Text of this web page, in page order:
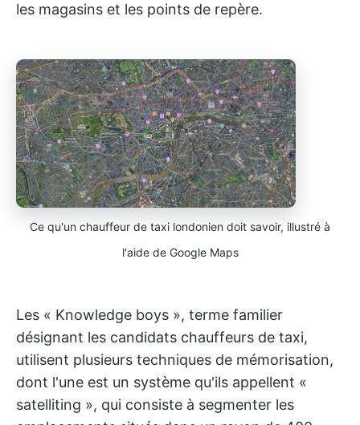
les magasins et les points de repère.
Ce qu'un chauffeur de taxi londonien doit savoir, illustré à
l'aide de Google Maps
Les « Knowledge boys », terme familier
désignant les candidats chauffeurs de taxi,
utilisent plusieurs techniques de mémorisation,
dont l'une est un système qu'ils appellent «
satelliting », qui consiste à segmenter les